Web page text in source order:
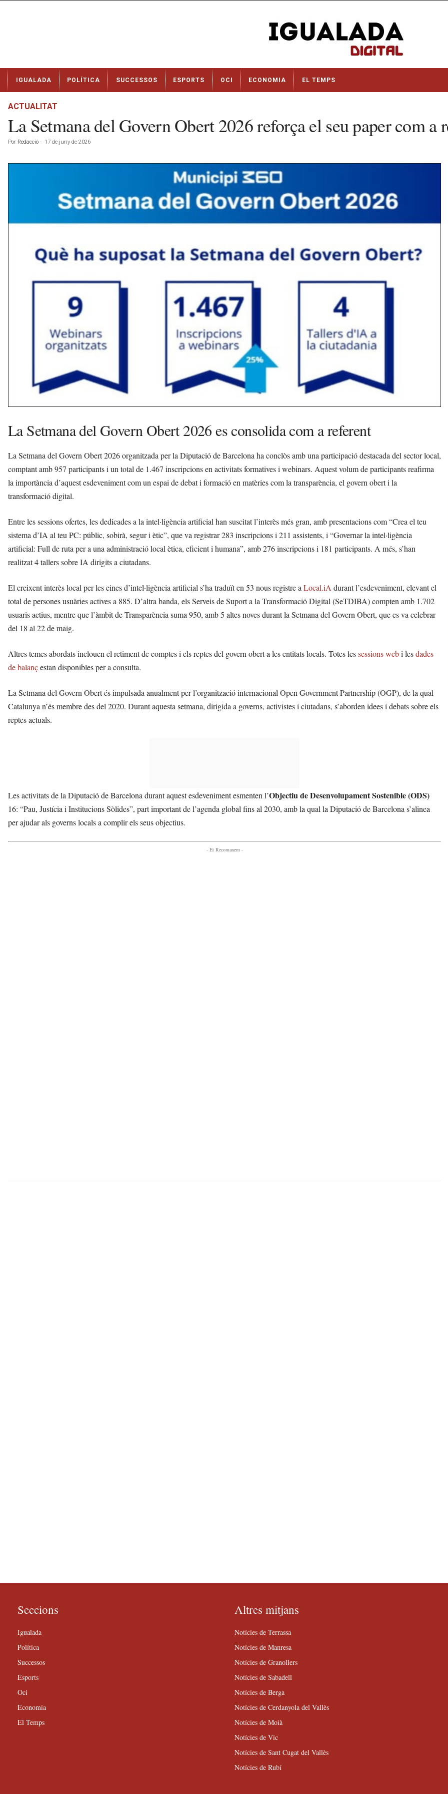
t
IGUALADA POLÍTICA SUCCESSOS ESPORTS OCI ECONOMIA EL TEMPS
ACTUALITAT
La Setmana del Govern Obert 2026 reforça el seu paper com a
Por Redacció - 17 de juny de 2026
La Setmana del Govern Obert 2026 es consolida com a referent
La Setmana del Govern Obert 2026 organitzada per la Diputació de Barcelona ha conclòs amb una participació destacada del sector local,
comptant amb 957 participants i un total de 1.467 inscripcions en activitats formatives i webinars. Aquest volum de participants reafirma
la importància d’aquest esdeveniment com un espai de debat i formació en matèries com la transparència, el govern obert i la
transformació digital.
Entre les sessions ofertes, les dedicades a la intel·ligència artificial han suscitat l’interès més gran, amb presentacions com “Crea el teu
sistema d’IA al teu PC: públic, sobirà, segur i ètic”, que va registrar 283 inscripcions i 211 assistents, i “Governar la intel·ligència
artificial: Full de ruta per a una administració local ètica, eficient i humana”, amb 276 inscripcions i 181 participants. A més, s’han
realitzat 4 tallers sobre IA dirigits a ciutadans.
El creixent interès local per les eines d’intel·ligència artificial s’ha traduït en 53 nous registre aLocal.iA durant l’esdeveniment, elevant el
total de persones usuàries actives a 885. D’altra banda, els Serveis de Suport a la Transformació Digital (SeTDIBA) compten amb 1.702
usuaris actius, mentre que l’àmbit de Transparència suma 950, amb 5 altes noves durant la Setmana del Govern Obert, que es va celebrar
del 18 al 22 de maig.
Altres temes abordats inclouen el retiment de comptes i els reptes del govern obert a les entitats locals. Totes lessessions webi lesdades
de balançestan disponibles per a consulta.
La Setmana del Govern Obert és impulsada anualment per l’organització internacional Open Government Partnership (OGP), de la qual
Catalunya n’és membre des del 2020. Durant aquesta setmana, dirigida a governs, activistes i ciutadans, s’aborden idees i debats sobre els
reptes actuals.
Les activitats de la Diputació de Barcelona durant aquest esdeveniment esmenten l’Objectiu de Desenvolupament Sostenible (ODS)
16: “Pau, Justícia i Institucions Sòlides”, part important de l’agenda global fins al 2030, amb la qual la Diputació de Barcelona s’alinea
per ajudar als governs locals a complir els seus objectius.
- Et Recomanem -
Seccions
Igualada
Política
Successos
Esports
Oci
Economia
El Temps
Altres mitjans
Notícies de Terrassa
Notícies de Manresa
Notícies de Granollers
Notícies de Sabadell
Notícies de Berga
Notícies de Cerdanyola del Vallès
Notícies de Moià
Notícies de Vic
Notícies de Sant Cugat del Vallès
Notícies de Rubí